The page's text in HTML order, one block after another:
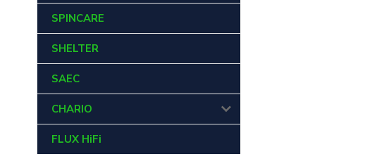
SPINCARE
SHELTER
SAEC
CHARIO
FLUX HiFi